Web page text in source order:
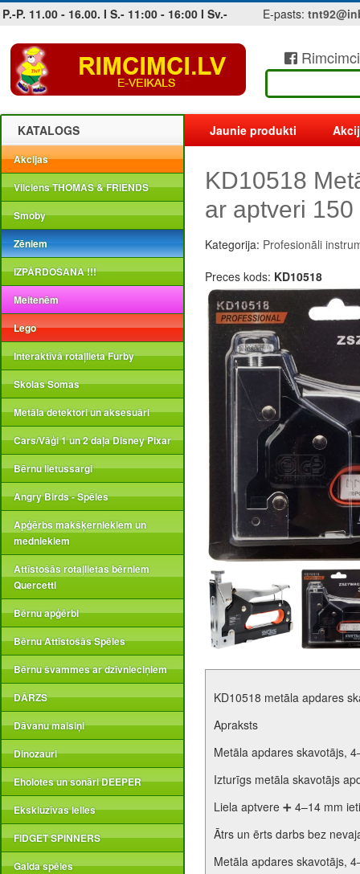
P.-P. 11.00 - 16.00. I S.- 11:00 - 16:00 I Sv.- E-pasts:
Jobs at sea and maritime vacancies
KATALOGS
Akcijas
Vilciens THOMAS & FRIENDS
Smoby
Zēniem
IZPĀRDOŠANA !!!
Meitenēm
Lego
Interaktīvā rotaļlieta Furby
Skolas Somas
Metāla detektori un aksesuāri
Cars/Vāģi 1 un 2 daļa Disney Pixar
Bērnu lietussargi
Angry Birds - Spēles
Apģērbs makšķerniekiem un
medniekiem
Attīstošās rotaļlietas bērniem
Quercetti
Bērnu apģērbi
Bērnu Attīstošās Spēles
Bērnu švammes ar dzīvnieciņiem
DĀRZS
Dāvanu maisiņi
Dinozauri
Eholotes un sonāri DEEPER
Ekskluzīvas lelles
FIDGET SPINNERS
Galda spēles
Jaunie produkti
KD10518
ar aptveri
Kategorija: Profesionāli
Preces kods: KD10518
KD10518 metāla apdares
Apraksts
Metāla apdares skavotājs,
Izturīgs metāla skavotājs
Liela aptvere ➕ 4–14 mm
Ātrs un ērts darbs bez
Metāla apdares skavotājs,